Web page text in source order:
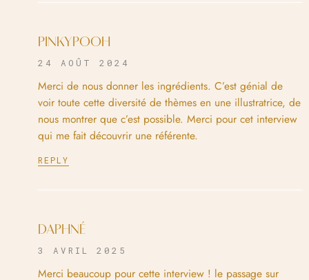
PINKYPOOH
24 AOÛT 2024
Merci de nous donner les ingrédients. C’est génial de
voir toute cette diversité de thèmes en une illustratrice, de
nous montrer que c’est possible. Merci pour cet interview
qui me fait découvrir une référente.
REPLY
DAPHNÉ
3 AVRIL 2025
Merci beaucoup pour cette interview ! le passage sur